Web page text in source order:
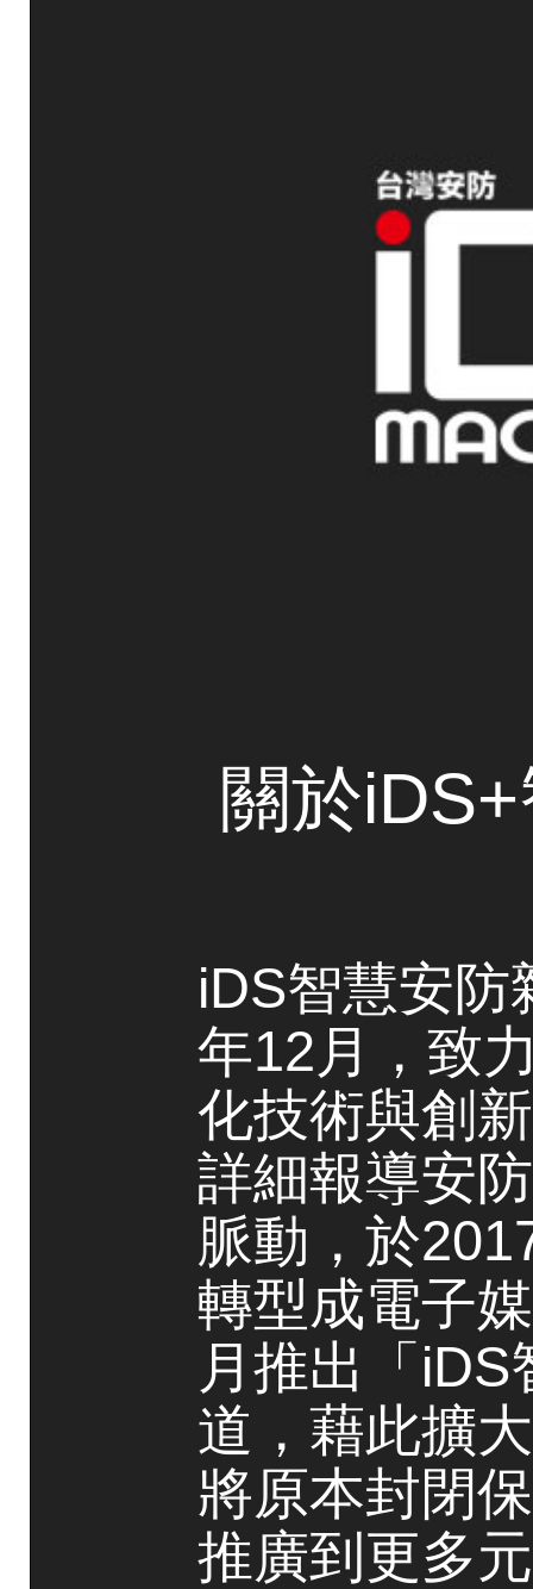
關於
iDS智慧安防
年12月，致
化技術與創
詳細報導安
脈動，於
轉型成電子
月推出「
道，藉此擴
將原本封閉
推廣到更多